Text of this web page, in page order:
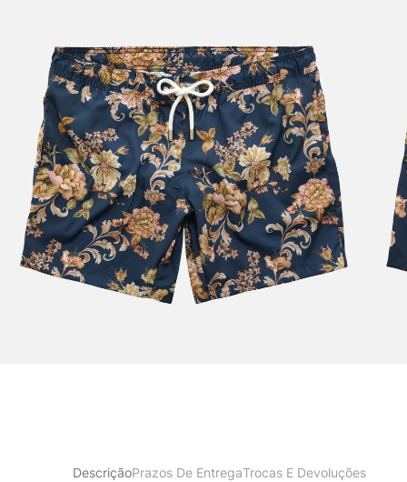
DescriçãoPrazos De EntregaTrocas E Devoluções